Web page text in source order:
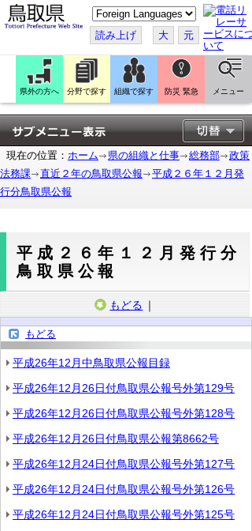
こ
の
ペ
ー
ジ
翻
訳
す
る
読み上げ 大 元
県外の方へ 分野で探す 組織で探す 防災 緊急 メニュー
現在の位置： ホーム 県の組織と仕事 総務部
政策
法務課
直近２年の鳥取県公報
平成２６年１２月発
行分鳥取県公報
平成２６年１２月発行分
鳥取県公報
もどる ｜
もどる
平成26年12月中鳥取県公報目録
平成26年12月26日付鳥取県公報号外第129号
平成26年12月26日付鳥取県公報号外第128号
平成26年12月26日付鳥取県公報第8662号
平成26年12月24日付鳥取県公報号外第127号
平成26年12月24日付鳥取県公報号外第126号
平成26年12月24日付鳥取県公報号外第125号